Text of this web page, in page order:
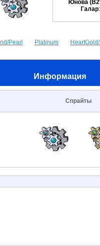
Юнова
Галар
Pearl Platinum
Информация
Спрайты